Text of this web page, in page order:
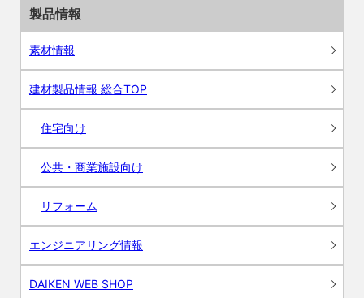
製品情報
素材情報
建材製品情報 総合TOP
住宅向け
公共・商業施設向け
リフォーム
エンジニアリング情報
DAIKEN WEB SHOP